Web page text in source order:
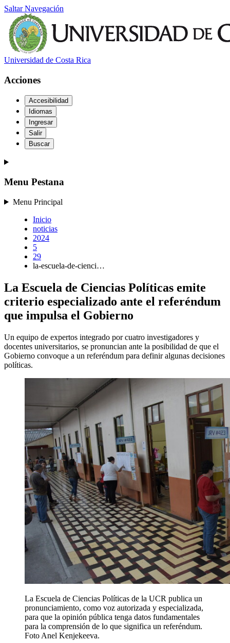
Saltar Navegación
Universidad de Costa Rica
Acciones
Accesibilidad
Idiomas
Ingresar
Salir
Buscar
Menu Pestana
Menu Principal
Inicio
noticias
2024
5
29
la-escuela-de-cienci…
La Escuela de Ciencias Políticas emite
criterio especializado ante el referéndum
que impulsa el Gobierno
Un equipo de expertos integrado por cuatro investigadores y
docentes universitarios, se pronuncian ante la posibilidad de que el
Gobierno convoque a un referéndum para definir algunas decisiones
políticas.
La Escuela de Ciencias Políticas de la UCR publica un
pronunciamiento, como voz autorizada y especializada,
para que la opinión pública tenga datos fundamentales
para la comprensión de lo que significa un referéndum.
Foto Anel Kenjekeeva.